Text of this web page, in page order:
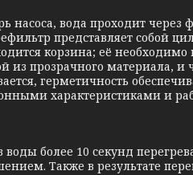
вода проходит через
представляет собой
корзина; её
из прозрачного материала,
герметичность
характеристиками и
более 10 секунд
Также в результате